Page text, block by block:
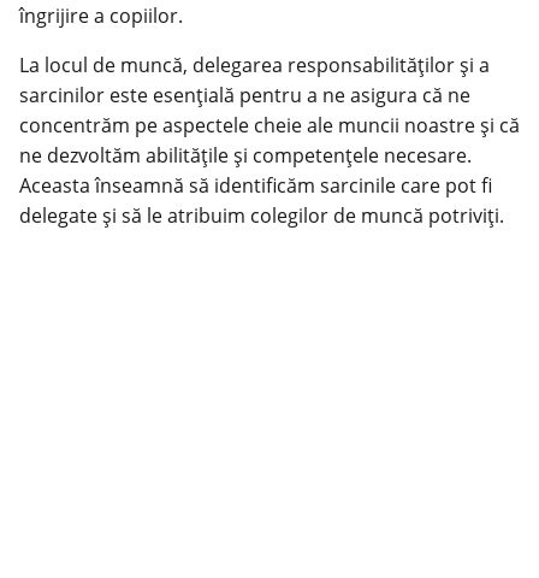
îngrijire a copiilor.
La locul de muncă, delegarea responsabilităților și a
sarcinilor este esențială pentru a ne asigura că ne
concentrăm pe aspectele cheie ale muncii noastre și că
ne dezvoltăm abilitățile și competențele necesare.
Aceasta înseamnă să identificăm sarcinile care pot fi
delegate și să le atribuim colegilor de muncă potriviți.